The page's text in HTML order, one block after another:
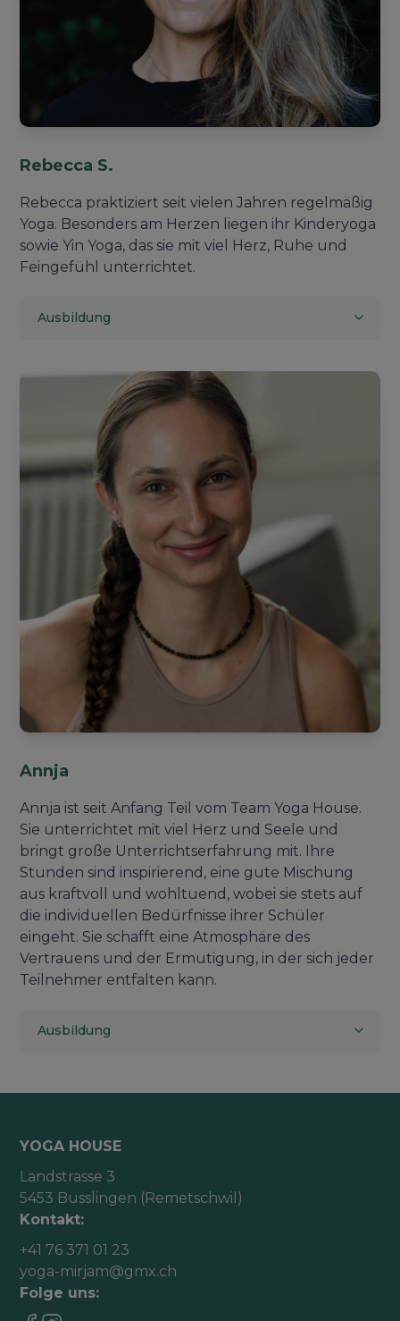
Rebecca S.
Rebecca praktiziert seit vielen Jahren regelmäßig
Yoga. Besonders am Herzen liegen ihr Kinderyoga
sowie Yin Yoga, das sie mit viel Herz, Ruhe und
Feingefühl unterrichtet.
Ausbildung
Annja
Annja ist seit Anfang Teil vom Team Yoga House.
Sie unterrichtet mit viel Herz und Seele und
bringt große Unterrichtserfahrung mit. Ihre
Stunden sind inspirierend, eine gute Mischung
aus kraftvoll und wohltuend, wobei sie stets auf
die individuellen Bedürfnisse ihrer Schüler
eingeht. Sie schafft eine Atmosphäre des
Vertrauens und der Ermutigung, in der sich jeder
Teilnehmer entfalten kann.
Ausbildung
YOGA HOUSE
Landstrasse 3
5453 Busslingen (Remetschwil)
Kontakt:
+41 76 371 01 23
yoga-mirjam@gmx.ch
Folge uns: